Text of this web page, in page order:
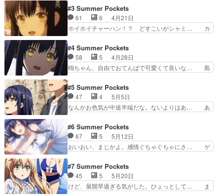
主人公が痛い感じなの… 離島が舞台の、なんだ
ろ、感動させる系か、… 幼女のうみはジャンケン
弱くてかわいい。で…
はちゃんやっぱ可愛すぎるわ白髪で清楚… かき氷
投げこれは流行る・・・のか？OP/… あと蒼のパ
ンツが見れてよかった。女の子が… 着替えを見て
しまった蒼のお尻にかき氷を投… ロリかわいいけ
じ。各ヒロインそれぞれと… 情緒に溢れ、懐かし
さを覚えるkey作品の… 今回のハイライトは氷か
け合いですかね？あ…
#3 Summer Pockets
61 6
4月21日
ホイホイチャーハン！？ どすこいがシャミ… カ
も美少女とエンカウント！鴎ちゃんの存… どこか
懐かしさを覚える島で出逢った元気で… れいだん
撃ってるとこ見られて恥ずかしがる… この日常パ
ートのノリがけっこうキツい年取… 鍵のヒロイン
ストア瀬戸内海の島へ来た主… 加藤うみは正妻ポ
ジだな。大人びてるロリキ… key作品、鈴木この
み元々好きなのもある…
#4 Summer Pockets
58 5
4月28日
鴎ちゃん、自由でおてんばで可愛くて良いな… 島
動dアニメストア久島鴎の10年前の思… 鍵、めっ
ちゃきれいな状態やな。いきなり制… 完全に鴎√
へと進む物語。攻略順的には蒼→… ようやく物語
のスタートですねぇメイド姿と… ずっとデートし
key過ぎる 宝探しクエ… あの夏に封印した島の
秘密を探す鍵集め回鴎… 10年前のお宝と開ける
四つのカギ。メェー…
#5 Summer Pockets
47 4
5月5日
なんかお色気が中途半端だな。ないよりはあ… あ
BGMがどう聞いても夏影 幻覚見るぐらい… い
や、回しが上手すぎて震えた・・・神かな…
【5/11(日)整理券配布情報①】当館店… いや人工
呼吸するときは鼻塞げよ。ネタかな… 主人公と鴎
イ・虚構。俯瞰ショットに客観… 原作通りとはい
え子供時代と今のリンクがち… 過去の記憶を思い
出すときに現世と区別がつ…
#6 Summer Pockets
67 5
5月12日
おいおい、まじかよ。感情ぐちゃぐちゃにさ… ゲ
は鴎になるんじゃなくて蝶なんだ…と思… 手触り
が鍵すぎて思わず「鍵すぎる…」って… ってなっ
てなんか全然感動出来んかったな…… うみちゃん
久しぶり！フィンランドにいる？… 急展開すぎる
#7 Summer Pockets
45 5
5月20日
けど、展開早過ぎる気がした。ひょっとして… ま